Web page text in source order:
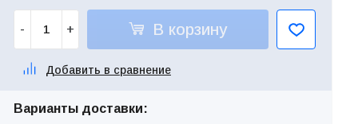
- + В корзину
Добавить в сравнение
Варианты доставки: